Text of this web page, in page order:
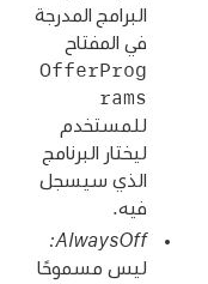
البرامج المدرجة
في المفتاح
OfferProg
rams
للمستخدم
ليختار البرنامج
الذي سيسجل
فيه.
‏AlwaysOff:
ليس مسموحًا